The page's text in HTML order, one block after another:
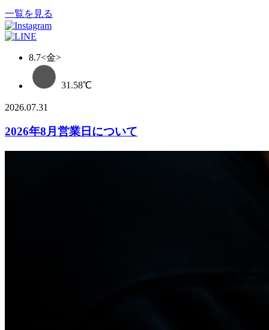
一覧を見る
8.7<金>
31.58℃
2026.07.31
2026年8月営業日について